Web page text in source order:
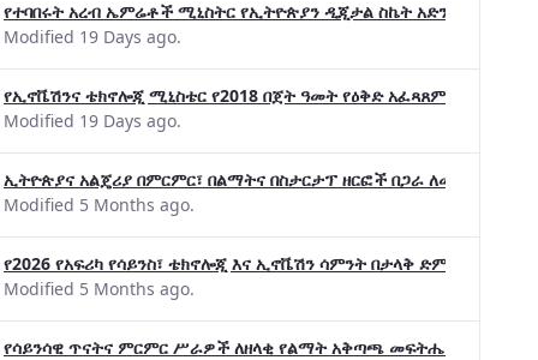
የልማት አጋሮች በአባልነት የየያዘ የኢኖቬሽን፣የዲጅታል ኢኮኖሚ እና
የኢንፎርሜሽን ቴክኖሎጂ የጋራ ግብረሃይል ተቋቋመ
የተባበሩት አረብ ኤምሬቶች ሚኒስትር የኢትዮጵያን ዲጂታል ስኬት አድንቀዋል
Modified 19 Days ago.
የኢኖቬሽንና ቴክኖሎጂ ሚኒስቴር የ2018 በጀት ዓመት የዕቅድ አፈጻጸምና የቀጣይ
Modified 19 Days ago.
ኢትዮጵያና አልጄሪያ በምርምር፣ በልማትና በስታርታፕ ዘርፎች በጋራ ለመስራት መከሩ፡፡
Modified 5 Months ago.
የ2026 የአፍሪካ የሳይንስ፣ ቴክኖሎጂ እና ኢኖቬሽን ሳምንት በታላቅ ድምቀት
Modified 5 Months ago.
የሳይንሳዊ ጥናትና ምርምር ሥራዎች ለዘላቂ የልማት አቅጣጫ መፍትሔ ጠቋሚ